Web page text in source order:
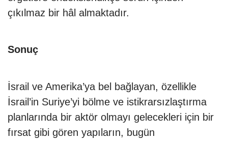
çıkılmaz bir hâl almaktadır.
Sonuç
İsrail ve Amerika’ya bel bağlayan, özellikle
İsrail’in Suriye’yi bölme ve istikrarsızlaştırma
planlarında bir aktör olmayı gelecekleri için bir
fırsat gibi gören yapıların, bugün